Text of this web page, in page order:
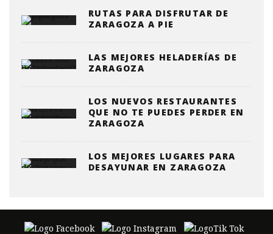
RUTAS PARA DISFRUTAR DE
ZARAGOZA A PIE
LAS MEJORES HELADERÍAS DE
ZARAGOZA
LOS NUEVOS RESTAURANTES
QUE NO TE PUEDES PERDER EN
ZARAGOZA
LOS MEJORES LUGARES PARA
DESAYUNAR EN ZARAGOZA